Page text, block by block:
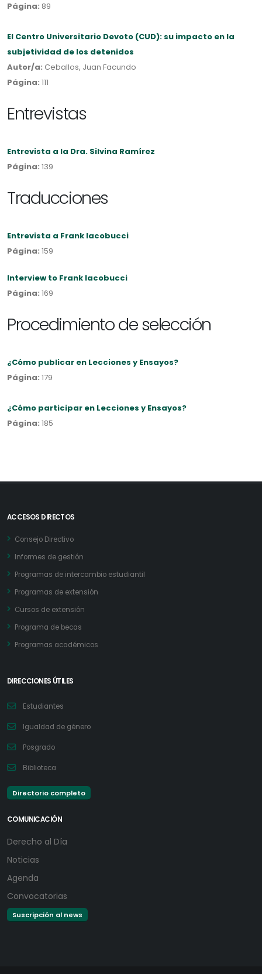
Página: 89
El Centro Universitario Devoto (CUD): su impacto en la
subjetividad de los detenidos
Autor/a: Ceballos, Juan Facundo
Página: 111
Entrevistas
Entrevista a la Dra. Silvina Ramírez
Página: 139
Traducciones
Entrevista a Frank Iacobucci
Página: 159
Interview to Frank Iacobucci
Página: 169
Procedimiento de selección
¿Cómo publicar en Lecciones y Ensayos?
Página: 179
¿Cómo participar en Lecciones y Ensayos?
Página: 185
ACCESOS DIRECTOS
Consejo Directivo
Informes de gestión
Programas de intercambio estudiantil
Programas de extensión
Cursos de extensión
Programa de becas
Programas académicos
DIRECCIONES ÚTILES
Estudiantes
Igualdad de género
Posgrado
Biblioteca
Directorio completo
COMUNICACIÓN
Derecho al Día
Noticias
Agenda
Convocatorias
Suscripción al news